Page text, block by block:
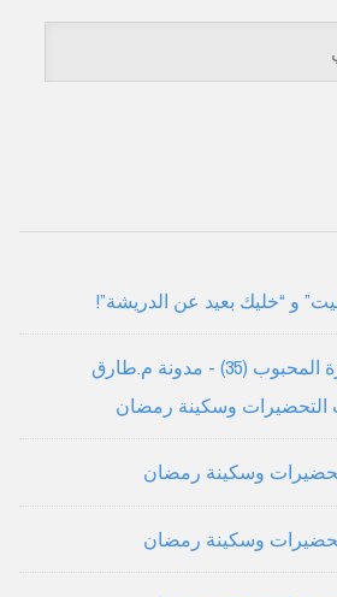
و “خليك بعيد عن الدريشة”!
أنا لم أنساكم: إحياء جائزة المحبوب (35) - مدونة م.طارق
التحضيرات وسكينة رمضان
وسكينة رمضان
وسكينة رمضان